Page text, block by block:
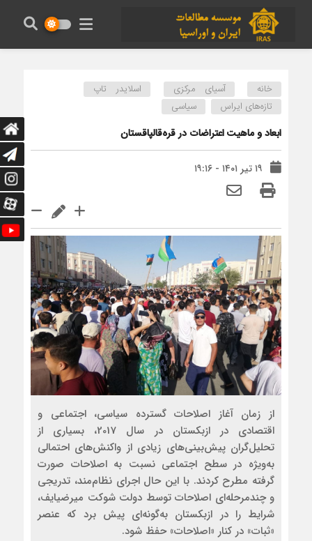
خانه آسیای مرکزی
اسلایدر تاپ
تازه‌های ایراس
سیاسی
ابعاد و ماهیت اعتراضات در قره‌قالپاقستان
۱۹ تیر ۱۴۰۱ - ۱۹:۱۶
از زمان آغاز اصلاحات گسترده سیاسی، اجتماعی و
اقتصادی در ازبکستان در سال 2017، بسیاری از
تحلیل‌گران پیش‌بینی‌های زیادی از واکنش‌های احتمالی
به‌ویژه در سطح اجتماعی نسبت به اصلاحات صورت
گرفته مطرح کردند. با این حال اجرای نظام‌مند، تدریجی
و چندمرحله‌ای اصلاحات توسط دولت شوکت میرضیایف،
شرایط را در ازبکستان به‌گونه‌ای پیش‌ برد که عنصر
«ثبات» در کنار «اصلاحات» حفظ شود.